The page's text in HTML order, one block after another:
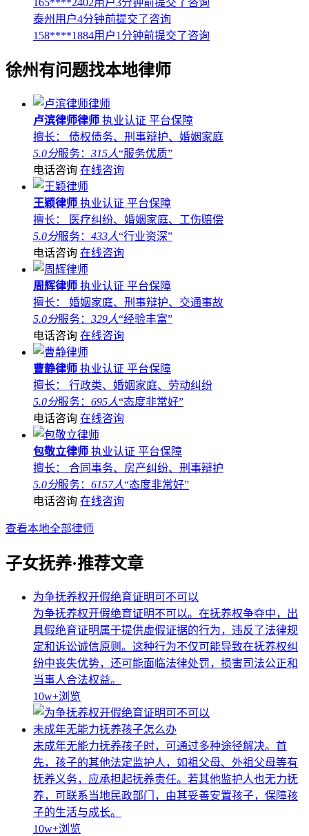
泰州用户4分钟前提交了咨询
158****1884用户1分钟前提交了咨询
徐州有问题找本地律师
卢滨律师律师 执业认证 平台保障
擅长： 债权债务、刑事辩护、婚姻家庭
5.0分服务： 315人“服务优质”
电话咨询 在线咨询
王颖律师 执业认证 平台保障
擅长： 医疗纠纷、婚姻家庭、工伤赔偿
5.0分服务： 433人“行业资深”
电话咨询 在线咨询
周辉律师 执业认证 平台保障
擅长： 婚姻家庭、刑事辩护、交通事故
5.0分服务： 329人“经验丰富”
电话咨询 在线咨询
曹静律师 执业认证 平台保障
擅长： 行政类、婚姻家庭、劳动纠纷
5.0分服务： 695人“态度非常好”
电话咨询 在线咨询
包敬立律师 执业认证 平台保障
擅长： 合同事务、房产纠纷、刑事辩护
5.0分服务： 6157人“态度非常好”
电话咨询 在线咨询
查看本地全部律师
子女抚养·推荐文章
为争抚养权开假绝育证明可不可以
为争抚养权开假绝育证明不可以。在抚养权争夺中，出
具假绝育证明属于提供虚假证据的行为，违反了法律规
定和诉讼诚信原则。这种行为不仅可能导致在抚养权纠
纷中丧失优势，还可能面临法律处罚，损害司法公正和
当事人合法权益。
10w+浏览
未成年无能力抚养孩子怎么办
未成年无能力抚养孩子时，可通过多种途径解决。首
先，孩子的其他法定监护人，如祖父母、外祖父母等有
抚养义务，应承担起抚养责任。若其他监护人也无力抚
养，可联系当地民政部门，由其妥善安置孩子，保障孩
子的生活与成长。
10w+浏览